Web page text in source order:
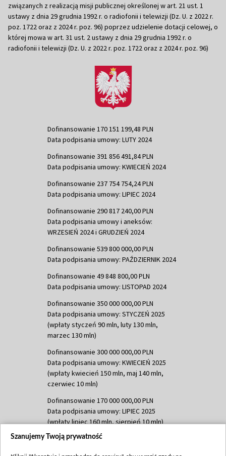
związanych z realizacją misji publicznej określonej w art. 21 ust. 1
ustawy z dnia 29 grudnia 1992 r. o radiofonii i telewizji (Dz. U. z 2022 r.
poz. 1722 oraz z 2024 r. poz. 96) poprzez udzielenie dotacji celowej, o
której mowa w art. 31 ust. 2 ustawy z dnia 29 grudnia 1992 r. o
radiofonii i telewizji (Dz. U. z 2022 r. poz. 1722 oraz z 2024 r. poz. 96)
Dofinansowanie 170 151 199,48 PLN
Data podpisania umowy: LUTY 2024
Dofinansowanie 391 856 491,84 PLN
Data podpisania umowy: KWIECIEŃ 2024
Dofinansowanie 237 754 754,24 PLN
Data podpisania umowy: LIPIEC 2024
Dofinansowanie 290 817 240,00 PLN
Data podpisania umowy i aneksów:
WRZESIEŃ 2024 i GRUDZIEŃ 2024
Dofinansowanie 539 800 000,00 PLN
Data podpisania umowy: PAŹDZIERNIK 2024
Dofinansowanie 49 848 800,00 PLN
Data podpisania umowy: LISTOPAD 2024
Dofinansowanie 350 000 000,00 PLN
Data podpisania umowy: STYCZEŃ 2025
(wpłaty styczeń 90 mln, luty 130 mln,
marzec 130 mln)
Dofinansowanie 300 000 000,00 PLN
Data podpisania umowy: KWIECIEŃ 2025
(wpłaty kwiecień 150 mln, maj 140 mln,
czerwiec 10 mln)
Dofinansowanie 170 000 000,00 PLN
Data podpisania umowy: LIPIEC 2025
(wpłaty lipiec 160 mln, sierpień 10 mln)
Dofinansowanie 60 000 000,00 PLN
Szanujemy Twoją prywatność